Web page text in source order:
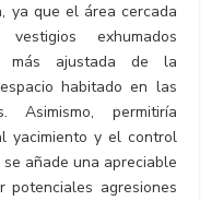
ya que el área cercada
exhumados
más ajustada de la
habitado en las
Asimismo, permitiría
yacimiento y el control
añade una apreciable
agresiones